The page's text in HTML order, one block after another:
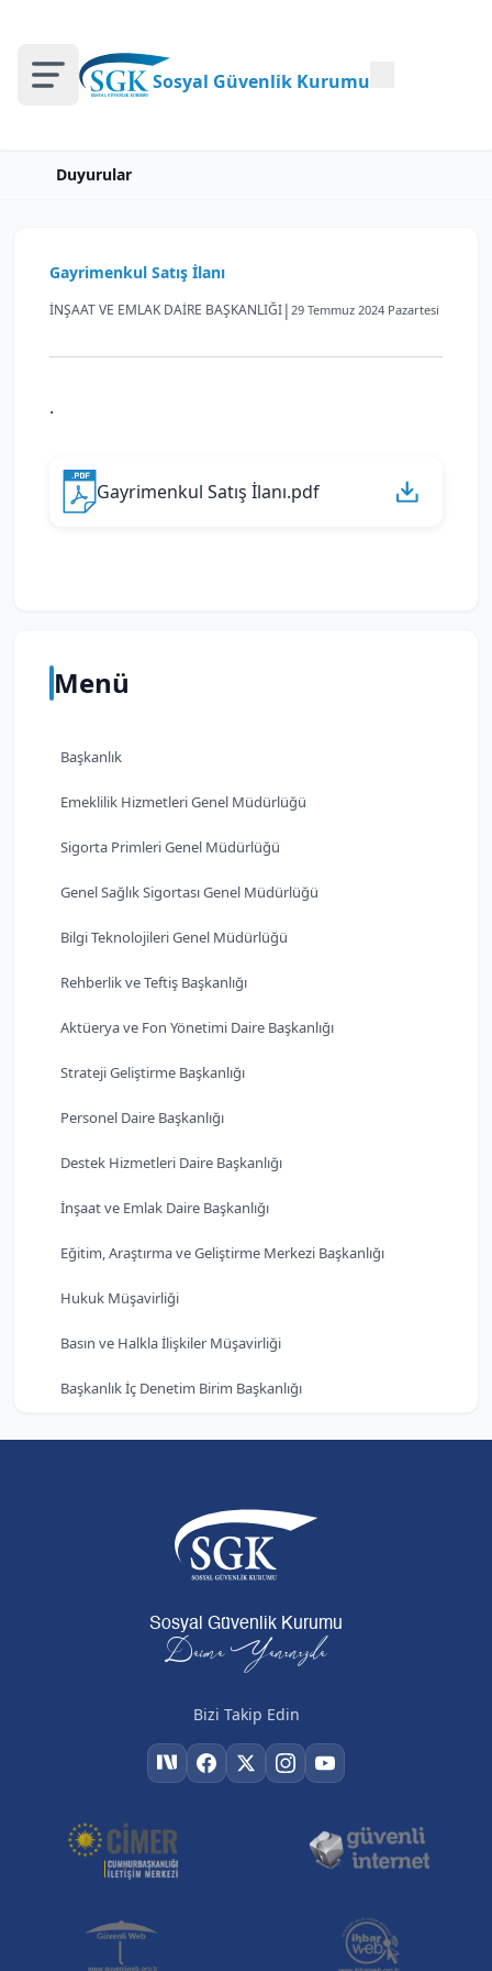
Sosyal Güvenlik Kurumu
Duyurular
Menü
Başkanlık
Emeklilik Hizmetleri Genel Müdürlüğü
Sigorta Primleri Genel Müdürlüğü
Genel Sağlık Sigortası Genel Müdürlüğü
Bilgi Teknolojileri Genel Müdürlüğü
Rehberlik ve Teftiş Başkanlığı
Aktüerya ve Fon Yönetimi Daire Başkanlığı
Strateji Geliştirme Başkanlığı
Personel Daire Başkanlığı
Destek Hizmetleri Daire Başkanlığı
İnşaat ve Emlak Daire Başkanlığı
Eğitim, Araştırma ve Geliştirme Merkezi Başkanlığı
Hukuk Müşavirliği
Basın ve Halkla İlişkiler Müşavirliği
Başkanlık İç Denetim Birim Başkanlığı
Gayrimenkul Satış İlanı
İNŞAAT VE EMLAK DAİRE BAŞKANLIĞI| 29 Temmuz 2024 Pazartesi
.
Gayrimenkul Satış İlanı.pdf
Sosyal Güvenlik Kurumu
Daima Yanınızda
Bizi Takip Edin